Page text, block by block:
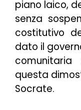
piano laico,
senza
costitutivo
dato il
questa
Socrate.